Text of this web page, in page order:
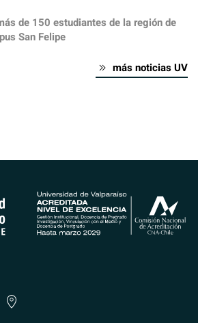
de 150 estudiantes de la región de
San Felipe
más noticias UV